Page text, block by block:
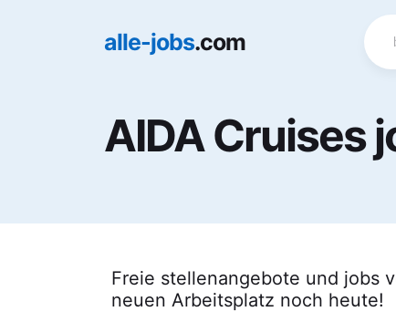
alle-jobs.com
AIDA Cruises
Freie stellenangebote und jobs
neuen Arbeitsplatz noch heute!